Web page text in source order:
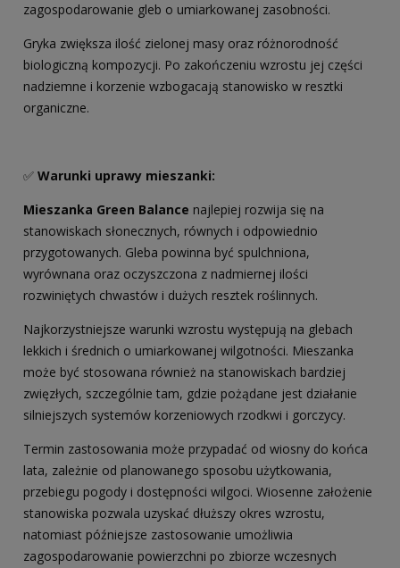
zagospodarowanie gleb o umiarkowanej zasobności.
Gryka zwiększa ilość zielonej masy oraz różnorodność
biologiczną kompozycji. Po zakończeniu wzrostu jej części
nadziemne i korzenie wzbogacają stanowisko w resztki
organiczne.
✅ Warunki uprawy mieszanki:
Mieszanka Green Balance najlepiej rozwija się na
stanowiskach słonecznych, równych i odpowiednio
przygotowanych. Gleba powinna być spulchniona,
wyrównana oraz oczyszczona z nadmiernej ilości
rozwiniętych chwastów i dużych resztek roślinnych.
Najkorzystniejsze warunki wzrostu występują na glebach
lekkich i średnich o umiarkowanej wilgotności. Mieszanka
może być stosowana również na stanowiskach bardziej
zwięzłych, szczególnie tam, gdzie pożądane jest działanie
silniejszych systemów korzeniowych rzodkwi i gorczycy.
Termin zastosowania może przypadać od wiosny do końca
lata, zależnie od planowanego sposobu użytkowania,
przebiegu pogody i dostępności wilgoci. Wiosenne założenie
stanowiska pozwala uzyskać dłuższy okres wzrostu,
natomiast późniejsze zastosowanie umożliwia
zagospodarowanie powierzchni po zbiorze wczesnych